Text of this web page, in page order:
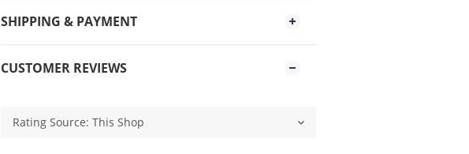
SHIPPING & PAYMENT
CUSTOMER REVIEWS